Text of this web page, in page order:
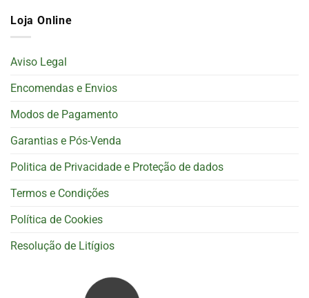
Loja Online
Aviso Legal
Encomendas e Envios
Modos de Pagamento
Garantias e Pós-Venda
Politica de Privacidade e Proteção de dados
Termos e Condições
Política de Cookies
Resolução de Litígios